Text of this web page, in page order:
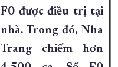
F0 được điều trị tại
nhà. Trong đó, Nha
Trang chiếm hơn